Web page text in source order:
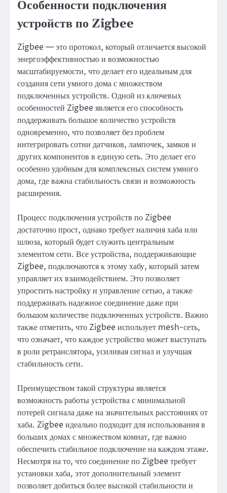
Особенности подключения
устройств по Zigbee
Zigbee — это протокол, который отличается высокой
энергоэффективностью и возможностью
масштабируемости, что делает его идеальным для
создания сети умного дома с множеством
подключенных устройств. Одной из ключевых
особенностей Zigbee является его способность
поддерживать большое количество устройств
одновременно, что позволяет без проблем
интегрировать сотни датчиков, лампочек, замков и
других компонентов в единую сеть. Это делает его
особенно удобным для комплексных систем умного
дома, где важна стабильность связи и возможность
расширения.
Процесс подключения устройств по Zigbee
достаточно прост, однако требует наличия хаба или
шлюза, который будет служить центральным
элементом сети. Все устройства, поддерживающие
Zigbee, подключаются к этому хабу, который затем
управляет их взаимодействием. Это позволяет
упростить настройку и управление сетью, а также
поддерживать надежное соединение даже при
большом количестве подключенных устройств. Важно
также отметить, что Zigbee использует mesh-сеть,
что означает, что каждое устройство может выступать
в роли ретранслятора, усиливая сигнал и улучшая
стабильность сети.
Преимуществом такой структуры является
возможность работы устройства с минимальной
потерей сигнала даже на значительных расстояниях от
хаба. Zigbee идеально подходит для использования в
больших домах с множеством комнат, где важно
обеспечить стабильное подключение на каждом этаже.
Несмотря на то, что соединение по Zigbee требует
установки хаба, этот дополнительный элемент
позволяет добиться более высокой стабильности и